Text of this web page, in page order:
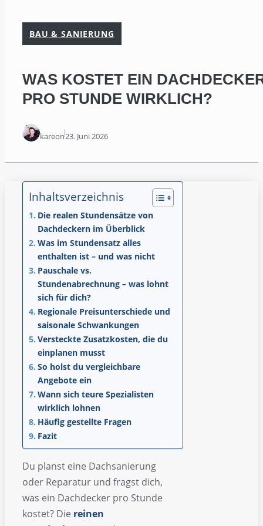
BAU & SANIERUNG
WAS KOSTET EIN
PRO STUNDE WIRKLICH?
kareon23. Juni 2026
Inhaltsverzeichnis
Die realen Stundensätze von
Dachdeckern im Überblick
Was im Stundensatz alles
enthalten ist – und was nicht
Pauschale vs.
Stundenabrechnung – was lohnt
sich für dich?
Regionale Preisunterschiede und
saisonale Schwankungen
Versteckte Zusatzkosten, die du
einplanen musst
So holst du vergleichbare
Angebote ein
Wann sich teure Spezialisten
wirklich lohnen
Häufig gestellte Fragen
Fazit
Du planst eine Dachsanierung
oder Reparatur und fragst dich,
was ein Dachdecker pro Stunde
kostet? Die reinen